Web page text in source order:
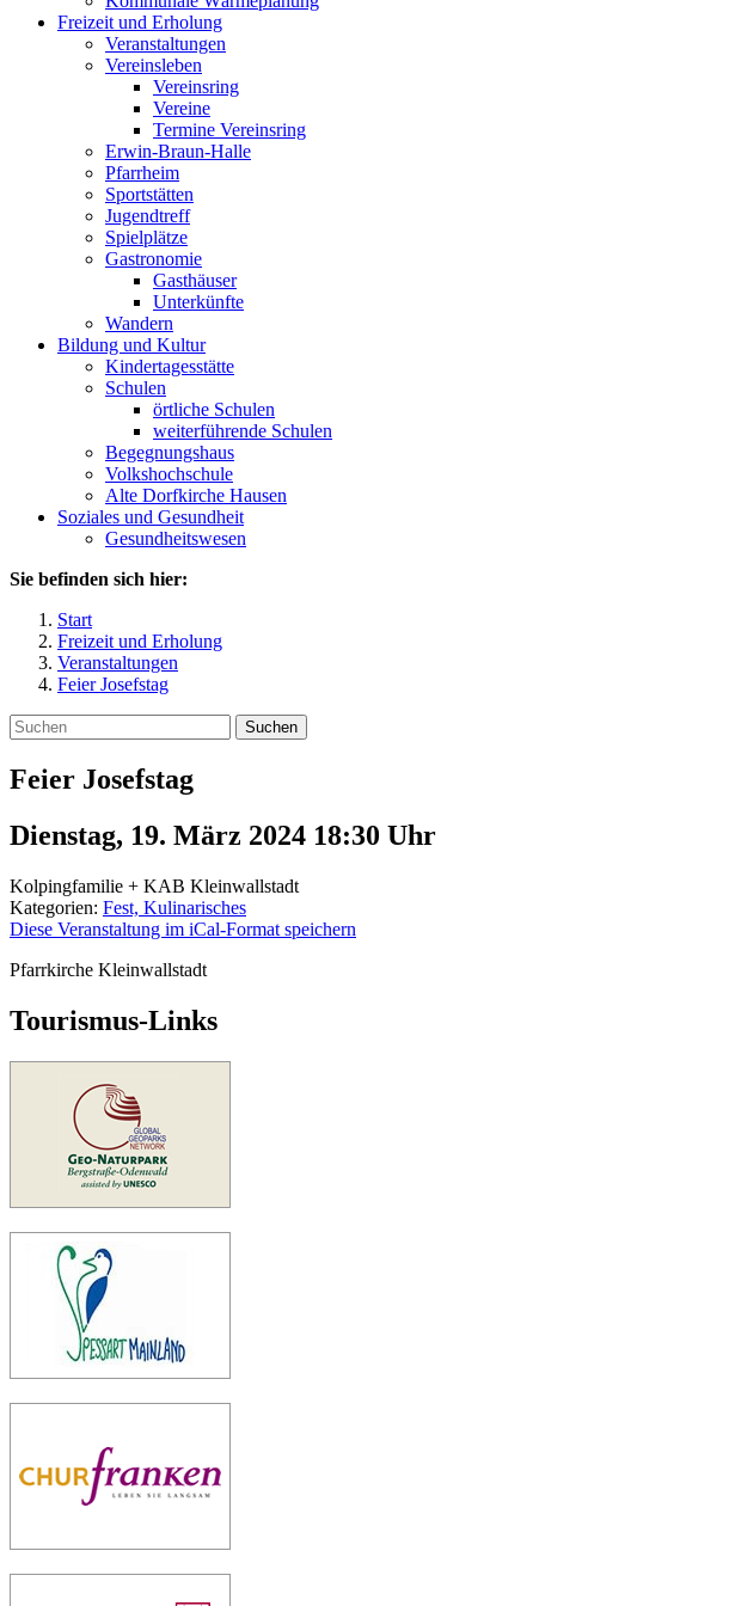
Freizeit und Erholung
Veranstaltungen
Vereinsleben
Vereinsring
Vereine
Termine Vereinsring
Erwin-Braun-Halle
Pfarrheim
Sportstätten
Jugendtreff
Spielplätze
Gastronomie
Gasthäuser
Unterkünfte
Wandern
Bildung und Kultur
Kindertagesstätte
Schulen
örtliche Schulen
weiterführende Schulen
Begegnungshaus
Volkshochschule
Alte Dorfkirche Hausen
Soziales und Gesundheit
Gesundheitswesen
Sie befinden sich hier:
Start
Freizeit und Erholung
Veranstaltungen
Feier Josefstag
Suchen
Feier Josefstag
Dienstag, 19. März 2024 18:30 Uhr
Kolpingfamilie + KAB Kleinwallstadt
Kategorien: Fest, Kulinarisches
Diese Veranstaltung im iCal-Format speichern
Pfarrkirche Kleinwallstadt
Tourismus-Links